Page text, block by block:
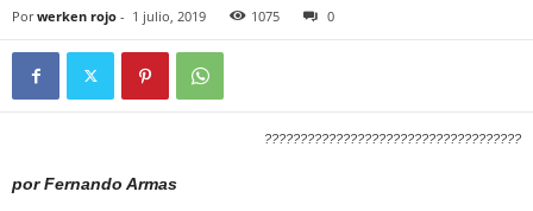
Por werken rojo - 1 julio, 2019 1075 0
????????????????????????????????????
por Fernando Armas